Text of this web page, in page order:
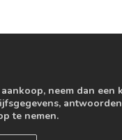
neem dan een
te nemen.